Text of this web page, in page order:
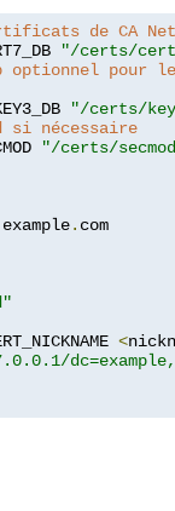
de CA
"/certs/
pour
"/certs/
si nécessaire
"/certs/
example. com
<